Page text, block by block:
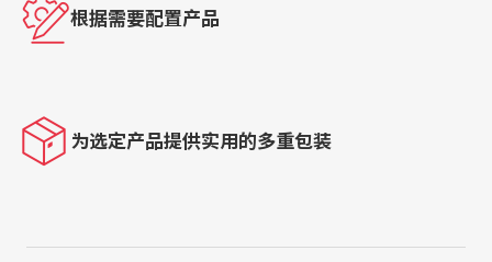
根据需要配置产品
为选定产品提供实用的多重包装